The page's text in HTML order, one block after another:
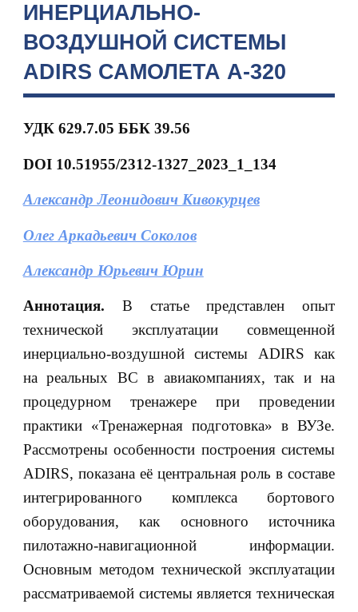
ИНЕРЦИАЛЬНО-
ВОЗДУШНОЙ СИСТЕМЫ
ADIRS САМОЛЕТА А-320
УДК 629.7.05 ББК 39.56
DOI10.51955/2312-1327_2023_1_134
Александр Леонидович Кивокурцев
Олег Аркадьевич Соколов
Александр Юрьевич Юрин
Аннотация. В статье представлен опыт
технической эксплуатации совмещенной
инерциально-воздушной системы ADIRS как
на реальных ВС в авиакомпаниях, так и на
процедурном тренажере при проведении
практики «Тренажерная подготовка» в ВУЗе.
Рассмотрены особенности построения системы
ADIRS, показана её центральная роль в составе
интегрированного комплекса бортового
оборудования, как основного источника
пилотажно-навигационной информации.
Основным методом технической эксплуатации
рассматриваемой системы является техническая